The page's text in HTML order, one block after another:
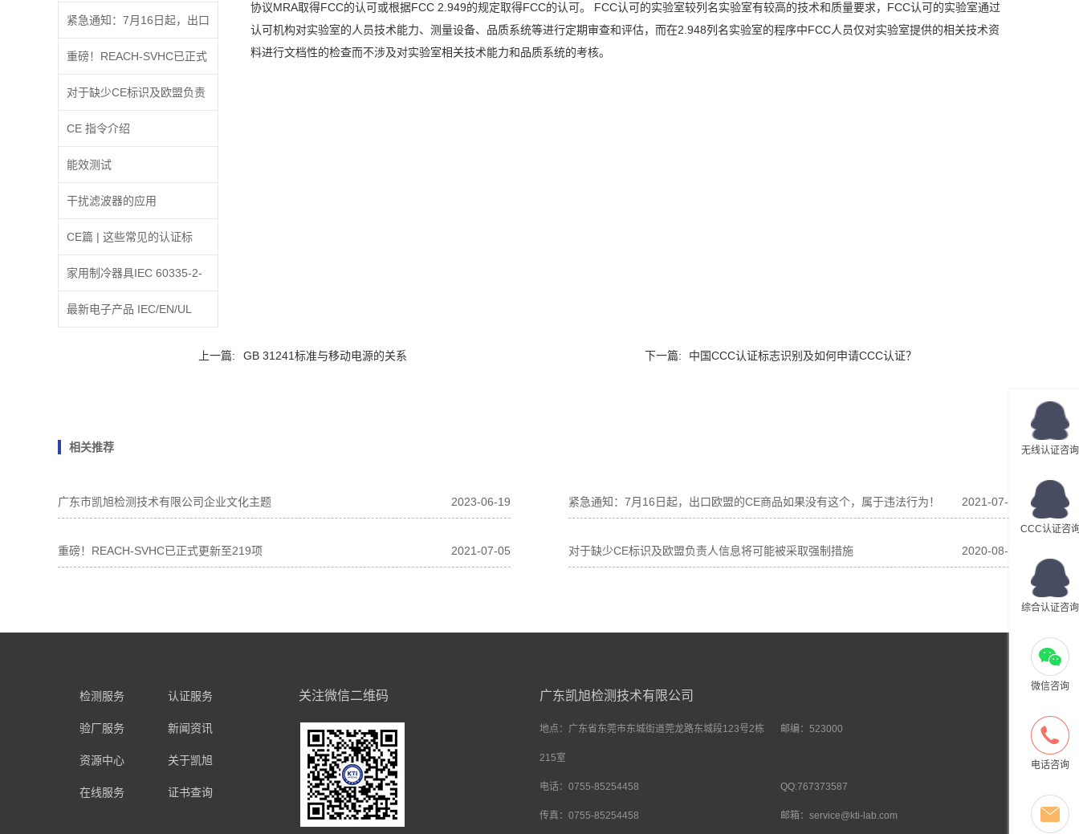
司企业文化主题
紧急通知：7月16日起，出口
欧盟的CE商品如果没有这
个，属于违法行为！
重磅！REACH-SVHC已正式
更新至219项
对于缺少CE标识及欧盟负责
人信息将可能被采取强制措
施
CE 指令介绍
能效测试
干扰滤波器的应用
CE篇 | 这些常见的认证标
识，你认识几个?
家用制冷器具IEC 60335-2-
24:2010修订A2:2017条款
最新电子产品 IEC/EN/UL
协议MRA取得FCC的认可或根据FCC 2.949的规定取得FCC的认可。 FCC认可的实验室较列名实验室有较高的技术和质量要求，FCC认可的实验室通过
认可机构对实验室的人员技术能力、测量设备、品质系统等进行定期审查和评估，而在2.948列名实验室的程序中FCC人员仅对实验室提供的相关技术资
料进行文档性的检查而不涉及对实验室相关技术能力和品质系统的考核。
上一篇: GB 31241标准与移动电源的关系 下一篇: 中国CCC认证标志识别及如何申请CCC认证？
相关推荐
广东市凯旭检测技术有限公司企业文化主题 2023-06-19 紧急通知：7月16日起，出口欧盟的CE商品如果没有这个，属于违法行为！ 2021-07-17
重磅！REACH-SVHC已正式更新至219项 2021-07-05 对于缺少CE标识及欧盟负责人信息将可能被采取强制措施 2020-08-26
检测服务 认证服务
验厂服务 新闻资讯
资源中心 关于凯旭
在线服务 证书查询
关注微信二维码 广东凯旭检测技术有限公司
地点： 广东省东莞市东城街道莞龙路东城段123号2栋
215室
邮编：523000
电话：0755-85254458 QQ:767373587
传真：0755-85254458 邮箱：service@kti-lab.com
无线认证咨询
CCC认证咨
综合认证咨询
微信咨询
电话咨询